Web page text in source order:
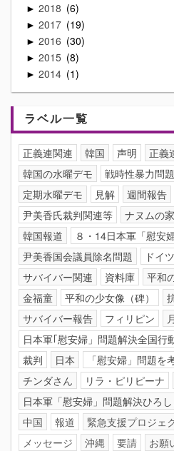
► 2018 6
► 2017 19
► 2016 30
► 2015 8
► 2014 1
ラベル一覧
正義連関連 韓国 声明 正義
韓国の水曜デモ
戦時性暴力問
定期水曜デモ
見解 週間報告
尹美香氏裁判関連等
ナヌムの家
韓国報道
８・14日本軍「慰安
尹美香国会議員除名問題
ドイ
サバイバー関連
資料庫 平和
金福童
平和の少女像（碑）
サバイバー報告
フィリピン
日本軍｢慰安婦」問題解決全国行
裁判
日本
「慰安婦」問題を
チンダさん
リラ・ピリピーナ
日本軍「慰安婦」問題解決ひろ
中国
報道
緊急支援プロジェ
メッセージ
沖縄 要請 お願